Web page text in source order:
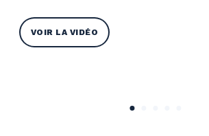
VOIR LA VIDÉO